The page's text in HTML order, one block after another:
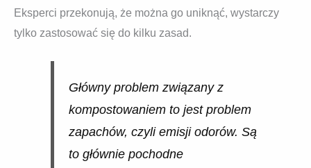
Eksperci przekonują, że można go uniknąć, wystarczy
tylko zastosować się do kilku zasad.
Główny problem związany z
kompostowaniem to jest problem
zapachów, czyli emisji odorów. Są
to głównie pochodne